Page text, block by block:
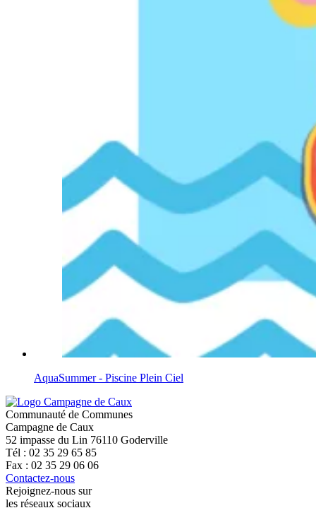
AquaSummer - Piscine Plein Ciel
Communauté de Communes
Campagne de Caux
52 impasse du Lin 76110 Goderville
Tél : 02 35 29 65 85
Fax : 02 35 29 06 06
Contactez-nous
Rejoignez-nous sur
les réseaux sociaux